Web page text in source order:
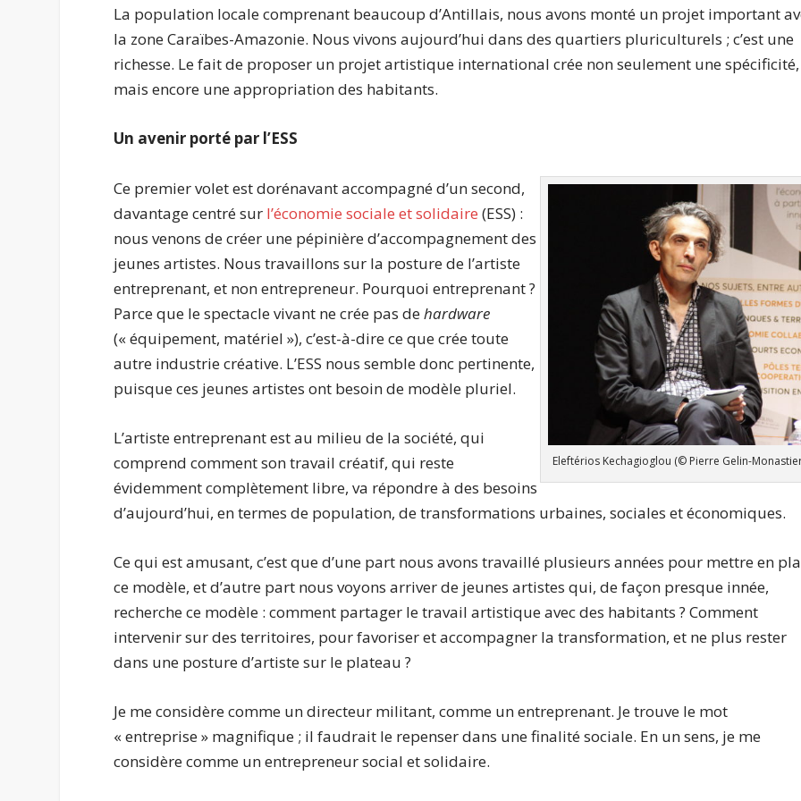
La population locale comprenant beaucoup d’Antillais, nous avons monté un projet important
la zone Caraïbes-Amazonie. Nous vivons aujourd’hui dans des quartiers pluriculturels ; c’est une
richesse. Le fait de proposer un projet artistique international crée non seulement une spécificité,
mais encore une appropriation des habitants.
Un avenir porté par l’ESS
Eleftérios Kechagioglou (© Pierre Gelin-
Ce premier volet est dorénavant accompagné d’un second,
davantage centré sur l’économie sociale et solidaire (ESS) :
nous venons de créer une pépinière d’accompagnement des
jeunes artistes. Nous travaillons sur la posture de l’artiste
entreprenant, et non entrepreneur. Pourquoi entreprenant ?
Parce que le spectacle vivant ne crée pas dehardware
(« équipement, matériel »), c’est-à-dire ce que crée toute
autre industrie créative. L’ESS nous semble donc pertinente,
puisque ces jeunes artistes ont besoin de modèle pluriel.
L’artiste entreprenant est au milieu de la société, qui
comprend comment son travail créatif, qui reste
évidemment complètement libre, va répondre à des besoins
d’aujourd’hui, en termes de population, de transformations urbaines, sociales et économiques.
Ce qui est amusant, c’est que d’une part nous avons travaillé plusieurs années pour mettre en
ce modèle, et d’autre part nous voyons arriver de jeunes artistes qui, de façon presque innée,
recherche ce modèle : comment partager le travail artistique avec des habitants ? Comment
intervenir sur des territoires, pour favoriser et accompagner la transformation, et ne plus rester
dans une posture d’artiste sur le plateau ?
Je me considère comme un directeur militant, comme un entreprenant. Je trouve le mot
« entreprise » magnifique ; il faudrait le repenser dans une finalité sociale. En un sens, je me
considère comme un entrepreneur social et solidaire.